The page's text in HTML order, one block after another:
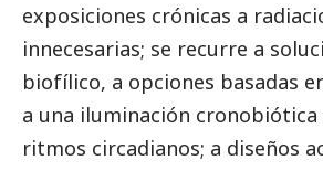
exposiciones crónicas a
innecesarias; se recurre a
biofílico, a opciones basadas
a una iluminación cronobiótica
ritmos circadianos; a diseños